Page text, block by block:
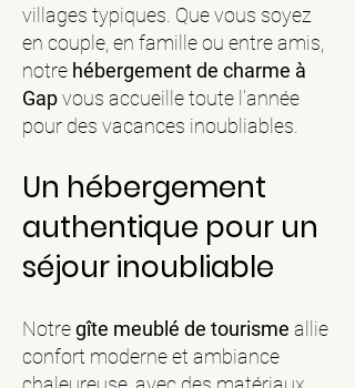
villages typiques. Que vous soyez
en couple, en famille ou entre amis,
notre hébergement de charme à
Gapvous accueille toute l’année
pour des vacances inoubliables.
Un hébergement
authentique pour un
séjour inoubliable
Notregîte meublé de tourisme allie
confort moderne et ambiance